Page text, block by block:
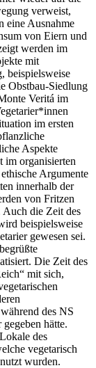
verweist,
eine Ausnahme
von Eiern und
werden im
mit
beispielsweise
Obstbau-Siedlung
Veritá im
im ersten
Aspekte
im organisierten
Argumente
innerhalb der
von Fritzen
Auch die Zeit des
beispielsweise
gewesen sei.
Die Zeit des
mit sich,
des NS
hätte.
des
vegetarisch
wurden.